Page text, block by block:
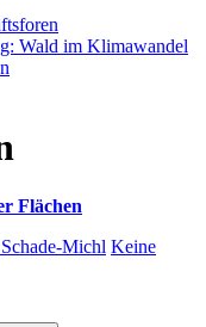
Wald im Klimawandel
Flächen
Michl Keine